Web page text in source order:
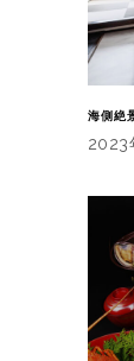
海側絶
2023